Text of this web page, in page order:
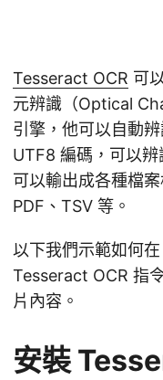
Tesseract OCR 可
元辨識（Optical
引擎，他可以自動
UTF8 編碼，可以
可以輸出成各種檔
PDF、TSV 等。
以下我們示範如何
Tesseract OCR 指
片內容。
安裝